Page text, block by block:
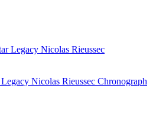
Nicolas Rieussec Chronograph